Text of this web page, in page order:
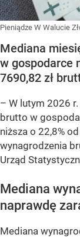
Pieniądze W Walucie
Mediana
w gospodarce
7690,82 zł
– W lutym 2026
brutto w
niższa o 22,8%
wynagrodzenia
Urząd
Mediana
naprawdę
Mediana